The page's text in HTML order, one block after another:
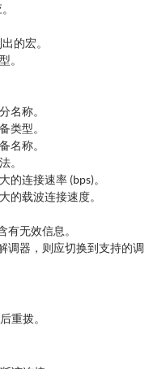
的宏。
。
名称。
类型。
名称。
。
的连接速率 (bps)。
的载波连接速度。
有无效信息。
调器，则应切换到支持的调
重拨。